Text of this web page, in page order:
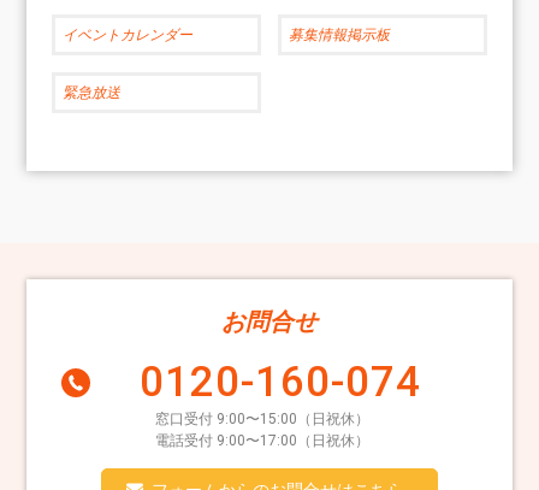
イベントカレンダー 募集情報掲示板
緊急放送
お問合せ
0120-160-074
窓口受付 9:00〜15:00（日祝休）
電話受付 9:00〜17:00（日祝休）